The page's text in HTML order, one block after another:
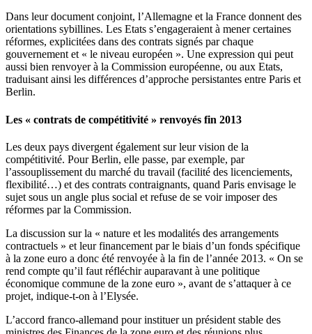
Dans leur document conjoint, l’Allemagne et la France donnent des
orientations sybillines. Les Etats s’engageraient à mener certaines
réformes, explicitées dans des contrats signés par chaque
gouvernement et « le niveau européen ». Une expression qui peut
aussi bien renvoyer à la Commission européenne, ou aux Etats,
traduisant ainsi les différences d’approche persistantes entre Paris et
Berlin.
Les « contrats de compétitivité » renvoyés fin 2013
Les deux pays divergent également sur leur vision de la
compétitivité. Pour Berlin, elle passe, par exemple, par
l’assouplissement du marché du travail (facilité des licenciements,
flexibilité…) et des contrats contraignants, quand Paris envisage le
sujet sous un angle plus social et refuse de se voir imposer des
réformes par la Commission.
La discussion sur la « nature et les modalités des arrangements
contractuels » et leur financement par le biais d’un fonds spécifique
à la zone euro a donc été renvoyée à la fin de l’année 2013. « On se
rend compte qu’il faut réfléchir auparavant à une politique
économique commune de la zone euro », avant de s’attaquer à ce
projet, indique-t-on à l’Elysée.
L’accord franco-allemand pour instituer un président stable des